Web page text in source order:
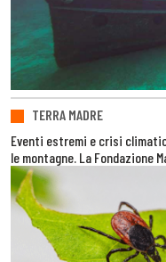
TERRA MADRE
Eventi estremi e crisi
le montagne. La Fondazione